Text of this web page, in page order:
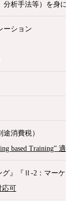
析手法等）を身に
ーション
消費税）
based Training” 適
グ』『Ⅱ-2：マーケ
応可